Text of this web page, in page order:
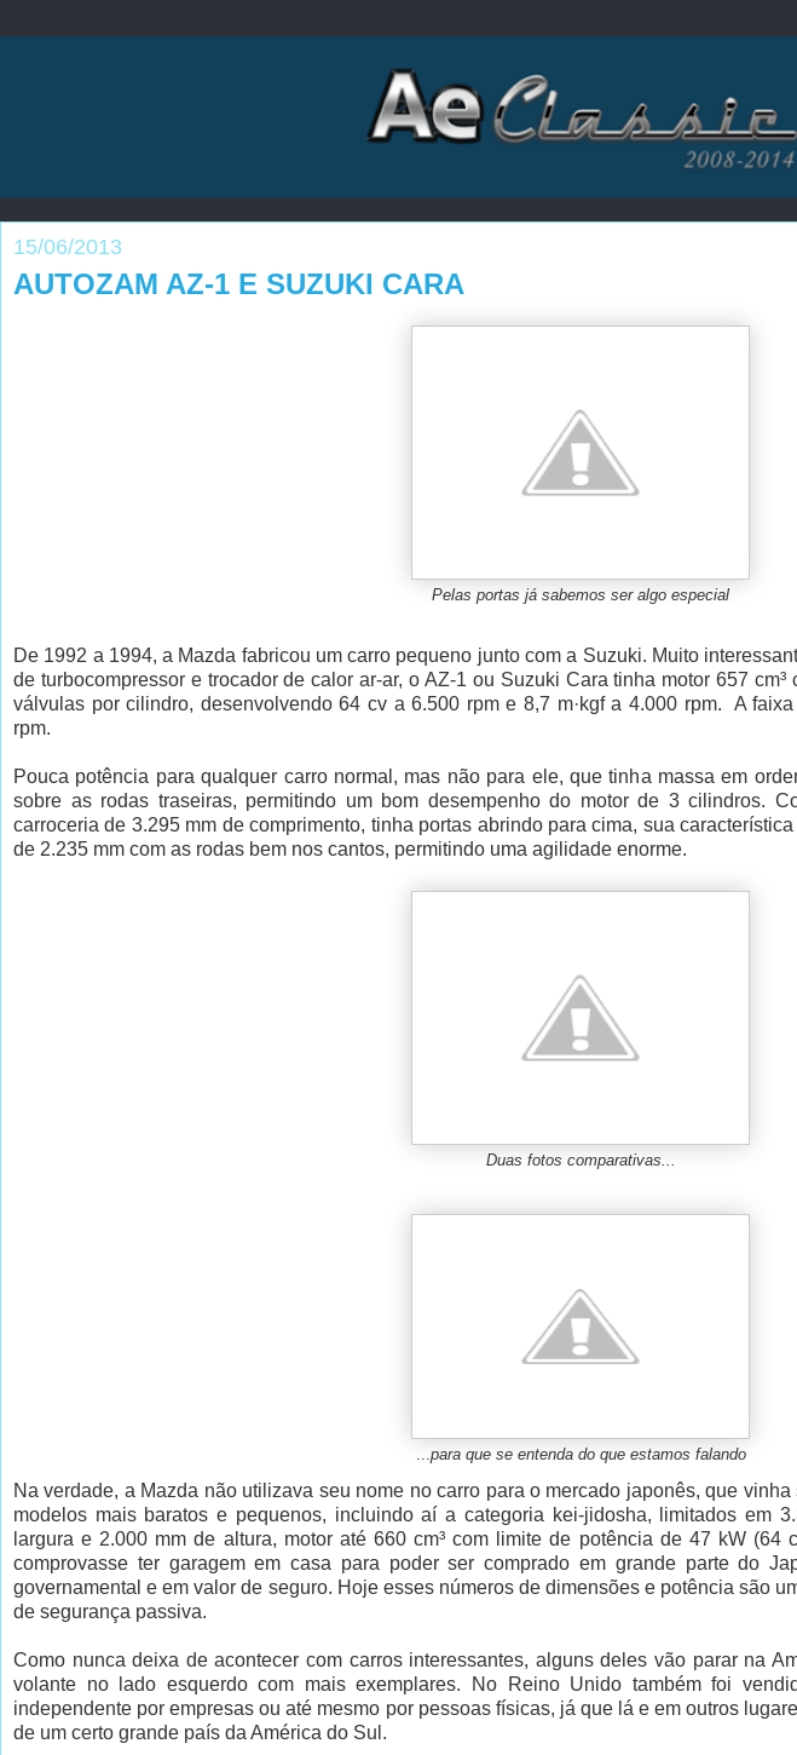
15/06/2013
AUTOZAM AZ-1 E SUZUKI CARA
Pelas portas já sabemos ser algo especial
De 1992 a 1994, a Mazda fabricou um carro pequeno junto com a Suzuki. Muito
de turbocompressor e trocador de calor ar-ar, o AZ-1 ou Suzuki Cara tinha motor 657
válvulas por cilindro, desenvolvendo 64 cv a 6.500 rpm e 8,7 m·kgf a 4.000 rpm. A
rpm.
Pouca potência para qualquer carro normal, mas não para ele, que tinha massa em
sobre as rodas traseiras, permitindo um bom desempenho do motor de 3 cilindros.
carroceria de 3.295 mm de comprimento, tinha portas abrindo para cima, sua
de 2.235 mm com as rodas bem nos cantos, permitindo uma agilidade enorme.
Duas fotos comparativas...
...para que se entenda do que estamos falando
Na verdade, a Mazda não utilizava seu nome no carro para o mercado japonês, que
modelos mais baratos e pequenos, incluindo aí a categoria kei-jidosha, limitados em
largura e 2.000 mm de altura, motor até 660 cm³ com limite de potência de 47 kW
comprovasse ter garagem em casa para poder ser comprado em grande parte do
governamental e em valor de seguro. Hoje esses números de dimensões e potência são
de segurança passiva.
Como nunca deixa de acontecer com carros interessantes, alguns deles vão parar na
volante no lado esquerdo com mais exemplares. No Reino Unido também foi
independente por empresas ou até mesmo por pessoas físicas, já que lá e em outros
de um certo grande país da América do Sul.